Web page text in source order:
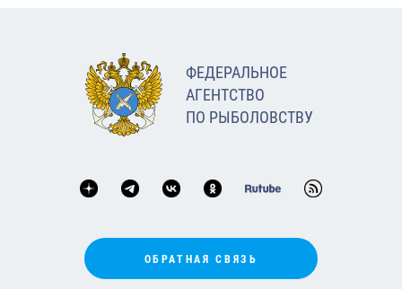
ФЕДЕРАЛЬНОЕ
АГЕНТСТВО
ПО РЫБОЛОВСТВУ
ОБРАТНАЯ СВЯЗЬ